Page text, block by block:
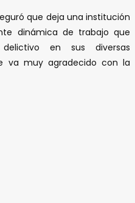
que deja una institución
dinámica de trabajo que
en sus diversas
va muy agradecido con la